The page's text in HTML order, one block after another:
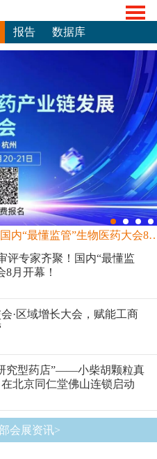
报告 数据库
20+监管与首席审评专家齐聚！国内“最
评专家齐聚！国内“最懂监
8月开幕！
·区域增长大会，赋能工商
究型药店”——小柴胡颗粒真
北京同仁堂佛山连锁启动
会展资讯>